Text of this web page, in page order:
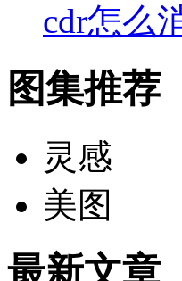
cdr怎么
图集推荐
灵感
美图
最新文章